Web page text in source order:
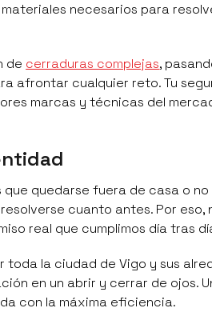
necesarios para
de cerraduras complejas,
afrontar cualquier reto. Tu
marcas y técnicas del
quedarse fuera de casa o
cuanto antes. Por eso,
real que cumplimos día tras
la ciudad de Vigo y sus
en un abrir y cerrar de ojos.
con la máxima eficiencia.